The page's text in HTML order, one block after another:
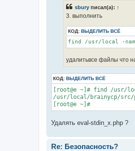
sbury писал(а): ↑
3. выполнить
КОД: ВЫДЕЛИТЬ ВСЁ
find /usr/local -
удалитьвсе файлы что
КОД: ВЫДЕЛИТЬ ВСЁ
[root@e ~]# find /usr/
/usr/local/brainycp/src/
[root@e ~]#
Удалять eval-stdin_x.php ?
Re: Безопасность?